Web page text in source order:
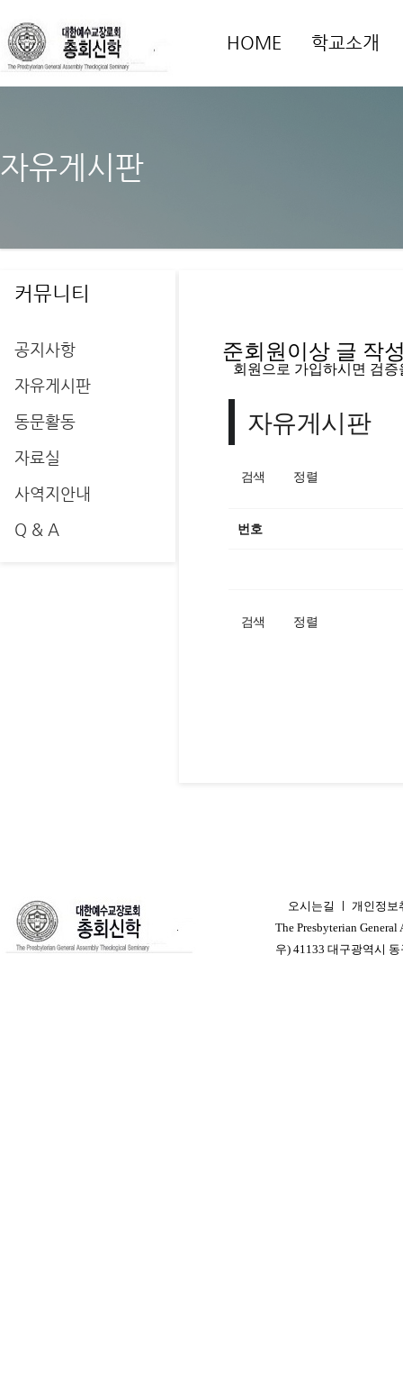
HOME 학교소개
자유게시판
커뮤니티
공지사항
자유게시판
동문활동
자료실
사역지안내
Q & A
준회원이상 글 작
회원으로 가입하시면 검
자유게시판
검색 정렬
번호
검색 정렬
오시는길 ㅣ 개인정보
The Presbyterian
우) 41133 대구광역시